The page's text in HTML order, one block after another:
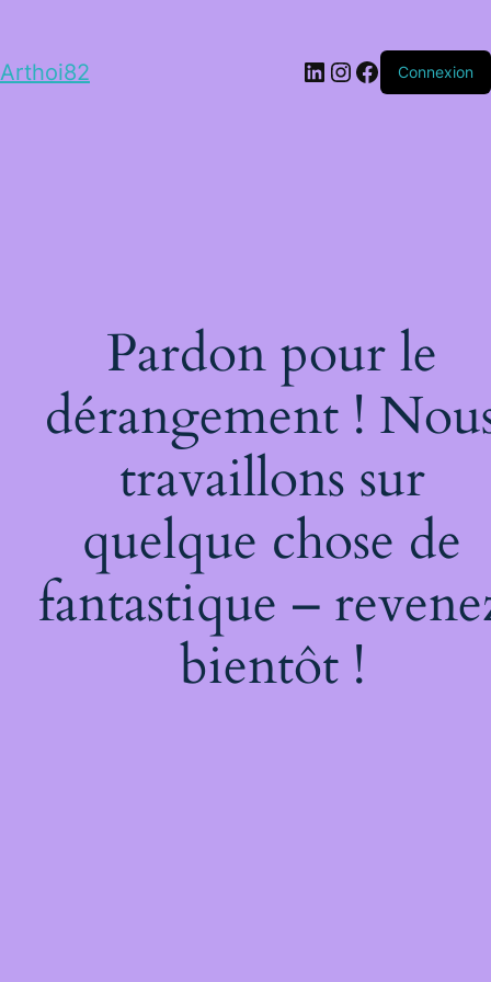
Arthoi82 LinkedIn
Instagram
Facebook
Connexion
Pardon pour le
dérangement !
travaillons sur
quelque chose de
fantastique –
bientôt !